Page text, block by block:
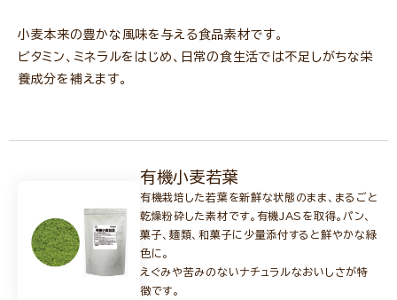
小麦本来の豊かな風味を与える食品素材です。
ビタミン、ミネラルをはじめ、日常の食生活では不足しがちな栄
養成分を補えます。
有機小麦若葉
有機栽培した若葉を新鮮な状態のまま、まるごと
乾燥粉砕した素材です。有機JASを取得。パン、
菓子、麺類、和菓子に少量添付すると鮮やかな緑
色に。
えぐみや苦みのないナチュラルなおいしさが特
徴です。